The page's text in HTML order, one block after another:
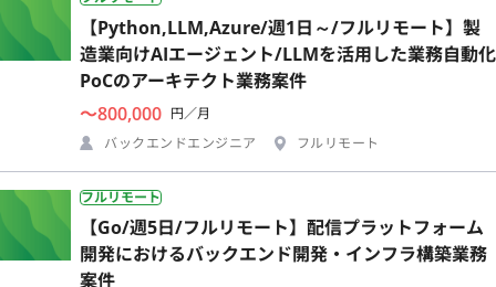
【Python,LLM,Azure/週1日～/フルリモート】製
造業向けAIエージェント/LLMを活用した業務自動化
PoCのアーキテクト業務案件
〜800,000 円／月
バックエンドエンジニア
フルリモート
フルリモート
【Go/週5日/フルリモート】配信プラットフォーム
開発におけるバックエンド開発・インフラ構築業務
案件